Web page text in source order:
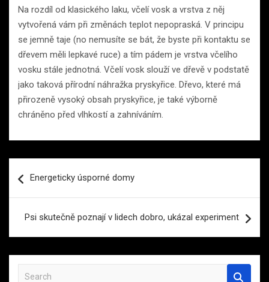
Na rozdíl od klasického laku, včelí vosk a vrstva z něj
vytvořená vám při změnách teplot nepopraská. V principu
se jemně taje (no nemusíte se bát, že byste při kontaktu se
dřevem měli lepkavé ruce) a tím pádem je vrstva včelího
vosku stále jednotná. Včelí vosk slouží ve dřevě v podstatě
jako taková přírodní náhražka pryskyřice. Dřevo, které má
přirozeně vysoký obsah pryskyřice, je také výborně
chráněno před vlhkostí a zahníváním.
proEnergeticky úsporné domy
Psi skutečně poznají v lidech dobro, ukázal experiment